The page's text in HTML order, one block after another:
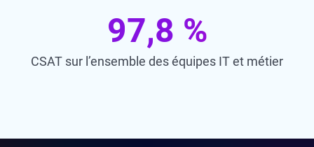
97,8 %
CSAT sur l’ensemble des équipes IT et métier